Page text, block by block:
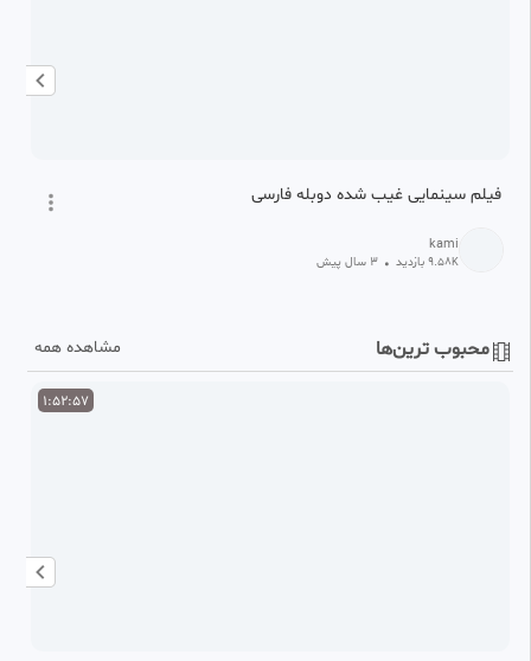
فیلم سینمایی غیب شده دوبله فارسی
kami
9.58K بازدید • 3 سال پیش
مشاهده همه محبوب ترین‌ها
1:52:57